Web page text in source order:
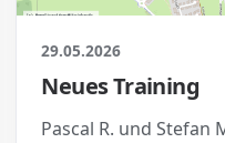
29.05.2026
Neues Training
Pascal R. und Stefan